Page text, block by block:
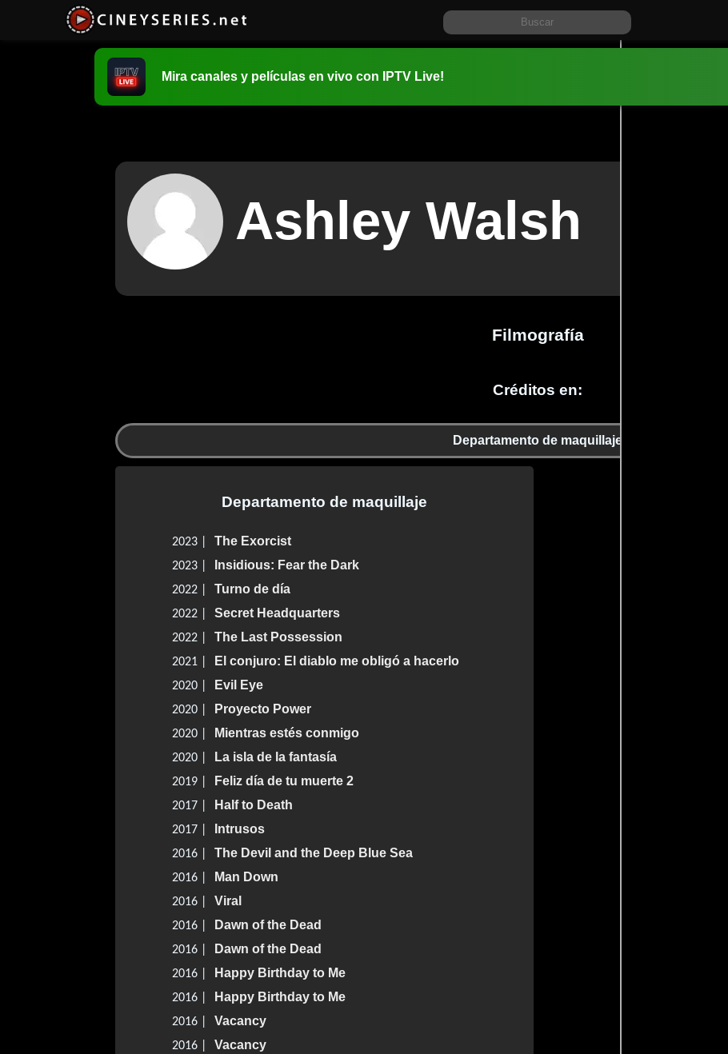
Mira canales y películas en vivo con IPTV Live!
Ashley Walsh
Filmografía
Créditos en:
Departamento de maquillaje
Departamento de maquillaje
2023 | The Exorcist
2023 | Insidious: Fear the Dark
2022 | Turno de día
2022 | Secret Headquarters
2022 | The Last Possession
2021 | El conjuro: El diablo me obligó a hacerlo
2020 | Evil Eye
2020 | Proyecto Power
2020 | Mientras estés conmigo
2020 | La isla de la fantasía
2019 | Feliz día de tu muerte 2
2017 | Half to Death
2017 | Intrusos
2016 | The Devil and the Deep Blue Sea
2016 | Man Down
2016 | Viral
2016 | Dawn of the Dead
2016 | Dawn of the Dead
2016 | Happy Birthday to Me
2016 | Happy Birthday to Me
2016 | Vacancy
2016 | Vacancy